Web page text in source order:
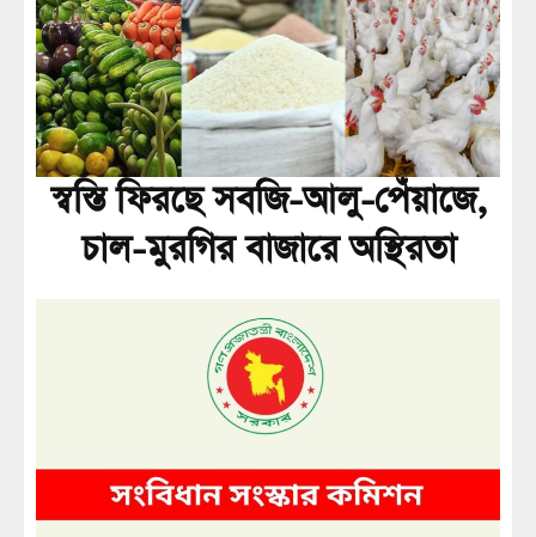
স্বস্তি ফিরছে সবজি-আলু-পেঁয়াজে,
চাল-মুরগির বাজারে অস্থিরতা